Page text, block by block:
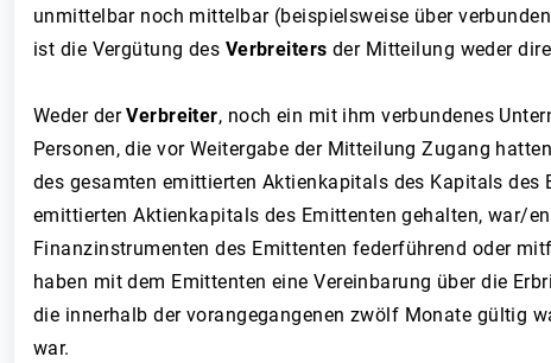
unmittelbar noch mittelbar (beispielsweise über
ist die Vergütung des Verbreiters der Mitteilung weder
Weder derVerbreiter, noch ein mit ihm verbundenes
Personen, die vor Weitergabe der Mitteilung Zugang
des gesamten emittierten Aktienkapitals des Kapitals des
emittierten Aktienkapitals des Emittenten gehalten, war/
Finanzinstrumenten des Emittenten federführend oder
haben mit dem Emittenten eine Vereinbarung über die
die innerhalb der vorangegangenen zwölf Monate gültig
war.